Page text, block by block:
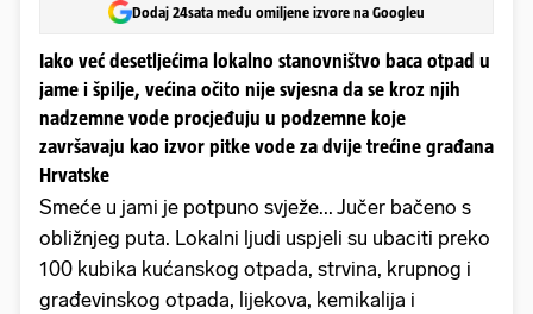
Dodaj 24sata među omiljene izvore na Googleu
Iako već desetljećima lokalno stanovništvo baca otpad u
jame i špilje, većina očito nije svjesna da se kroz njih
nadzemne vode procjeđuju u podzemne koje
završavaju kao izvor pitke vode za dvije trećine građana
Hrvatske
Smeće u jami je potpuno svježe... Jučer bačeno s
obližnjeg puta. Lokalni ljudi uspjeli su ubaciti preko
100 kubika kućanskog otpada, strvina, krupnog i
građevinskog otpada, lijekova, kemikalija i